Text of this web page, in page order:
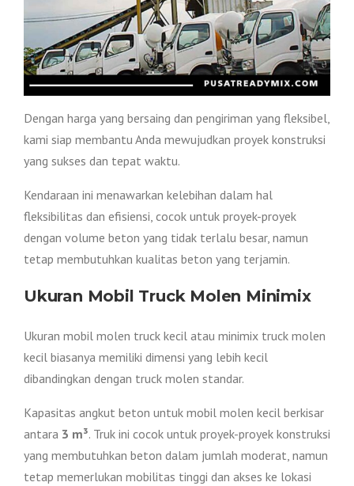
Dengan harga yang bersaing dan pengiriman yang fleksibel,
kami siap membantu Anda mewujudkan proyek konstruksi
yang sukses dan tepat waktu.
Kendaraan ini menawarkan kelebihan dalam hal
fleksibilitas dan efisiensi, cocok untuk proyek-proyek
dengan volume beton yang tidak terlalu besar, namun
tetap membutuhkan kualitas beton yang terjamin.
Ukuran Mobil Truck Molen Minimix
Ukuran mobil molen truck kecil atau minimix truck molen
kecil biasanya memiliki dimensi yang lebih kecil
dibandingkan dengan truck molen standar.
Kapasitas angkut beton untuk mobil molen kecil berkisar
antara 3 m³. Truk ini cocok untuk proyek-proyek konstruksi
yang membutuhkan beton dalam jumlah moderat, namun
tetap memerlukan mobilitas tinggi dan akses ke lokasi